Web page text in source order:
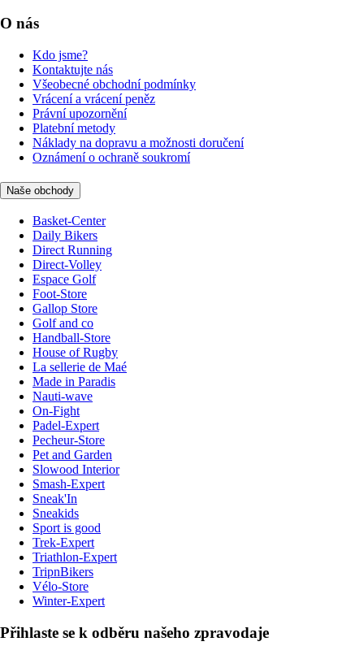
O nás
Kdo jsme?
Kontaktujte nás
Všeobecné obchodní podmínky
Vrácení a vrácení peněz
Právní upozornění
Platební metody
Náklady na dopravu a možnosti doručení
Oznámení o ochraně soukromí
Naše obchody
Basket-Center
Daily Bikers
Direct Running
Direct-Volley
Espace Golf
Foot-Store
Gallop Store
Golf and co
Handball-Store
House of Rugby
La sellerie de Maé
Made in Paradis
Nauti-wave
On-Fight
Padel-Expert
Pecheur-Store
Pet and Garden
Slowood Interior
Smash-Expert
Sneak'In
Sneakids
Sport is good
Trek-Expert
Triathlon-Expert
TripnBikers
Vélo-Store
Winter-Expert
Přihlaste se k odběru našeho zpravodaje